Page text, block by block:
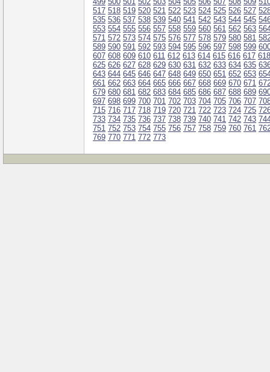
517 518 519 520 521 522 523 524 525 526 527
535 536 537 538 539 540 541 542 543 544 545
553 554 555 556 557 558 559 560 561 562 563
571 572 573 574 575 576 577 578 579 580 581
589 590 591 592 593 594 595 596 597 598 599
607 608 609 610 611 612 613 614 615 616 617 618
625 626 627 628 629 630 631 632 633 634 635
643 644 645 646 647 648 649 650 651 652 653
661 662 663 664 665 666 667 668 669 670 671
679 680 681 682 683 684 685 686 687 688 689
697 698 699 700 701 702 703 704 705 706 707
715 716 717 718 719 720 721 722 723 724 725
733 734 735 736 737 738 739 740 741 742 743
751 752 753 754 755 756 757 758 759 760 761
769 770 771 772 773